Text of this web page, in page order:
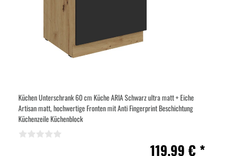
Küchen Unterschrank 60 cm Küche ARIA Schwarz ultra matt + Eiche
Artisan matt, hochwertige Fronten mit Anti Fingerprint Beschichtung
Küchenzeile Küchenblock
119,99 € *